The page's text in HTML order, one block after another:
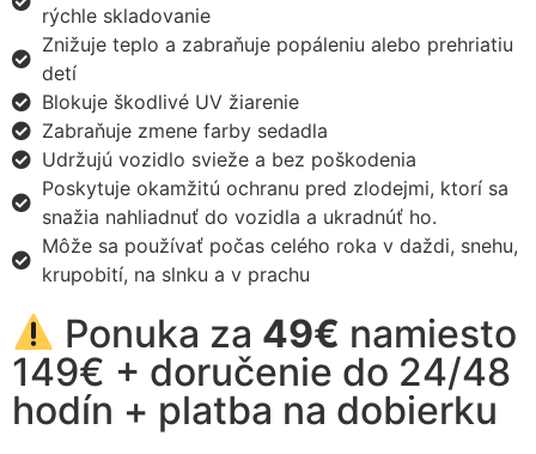
rýchle skladovanie
Znižuje teplo a zabraňuje popáleniu alebo prehriatiu
detí
Blokuje škodlivé UV žiarenie
Zabraňuje zmene farby sedadla
Udržujú vozidlo svieže a bez poškodenia
Poskytuje okamžitú ochranu pred zlodejmi, ktorí sa
snažia nahliadnuť do vozidla a ukradnúť ho.
Môže sa používať počas celého roka v daždi, snehu,
krupobití, na slnku a v prachu
Ponuka za 49€ namiesto
149€ + doručenie do 24/48
hodín + platba na dobierku